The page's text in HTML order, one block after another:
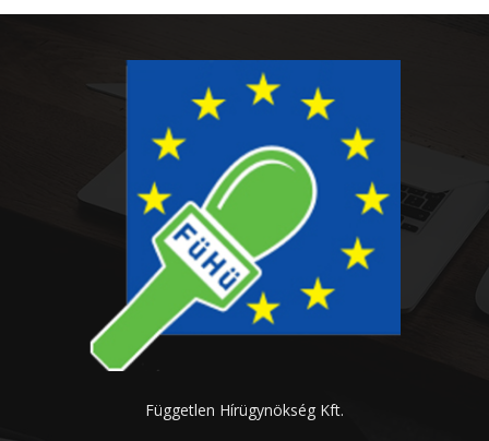
Független Hírügynökség Kft.